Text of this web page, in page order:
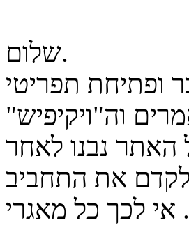
שלום.
ופתיחת תפריטי
וה"ויקיפיש"
האתר נבנו לאחר
את התחביב
לכך כל מאגרי